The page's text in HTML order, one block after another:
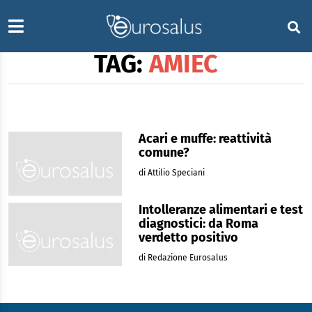
TAG: AMIEC
Acari e muffe: reattività
comune?
di Attilio Speciani
Intolleranze alimentari e test
diagnostici: da Roma
verdetto positivo
di Redazione Eurosalus